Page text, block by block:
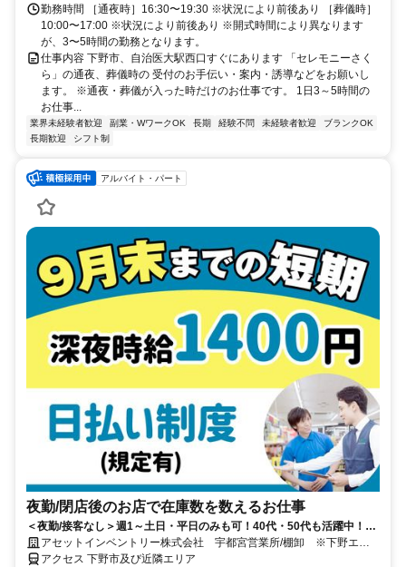
勤務時間 ［通夜時］16:30〜19:30 ※状況により前後あり ［葬儀時］
10:00〜17:00 ※状況により前後あり ※開式時間により異なります
が、3〜5時間の勤務となります。
仕事内容 下野市、自治医大駅西口すぐにあります 「セレモニーさく
ら」の通夜、葬儀時の 受付のお手伝い・案内・誘導などをお願いし
ます。 ※通夜・葬儀が入った時だけのお仕事です。 1日3～5時間の
お仕事...
業界未経験者歓迎 副業・WワークOK 長期 経験不問 未経験者歓迎
ブランクOK
長期歓迎
シフト制
アルバイト・パート
夜勤/閉店後のお店で在庫数を数えるお仕事
＜夜勤/接客なし＞週1～土日・平日のみも可！40代・50代も活躍中！ド
ライバーできる方歓迎！
アセットインベントリー株式会社 宇都宮営業所/棚卸 ※下野エリ
ア管轄
アクセス 下野市及び近隣エリア